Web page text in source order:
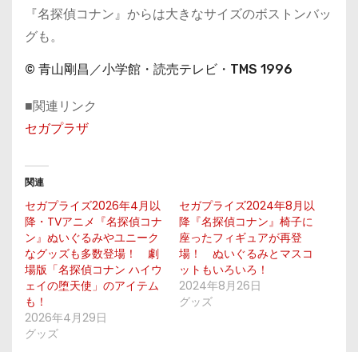
『名探偵コナン』からは大きなサイズのボストンバッ
グも。
© 青山剛昌／小学館・読売テレビ・TMS 1996
■関連リンク
セガプラザ
関連
セガプライズ2026年4月以
降・TVアニメ『名探偵コナ
ン』ぬいぐるみやユニーク
なグッズも多数登場！ 劇
場版「名探偵コナン ハイウ
ェイの堕天使」のアイテム
も！
2026年4月29日
グッズ
セガプライズ2024年8月以
降『名探偵コナン』椅子に
座ったフィギュアが再登
場！ ぬいぐるみとマスコ
ットもいろいろ！
2024年8月26日
グッズ